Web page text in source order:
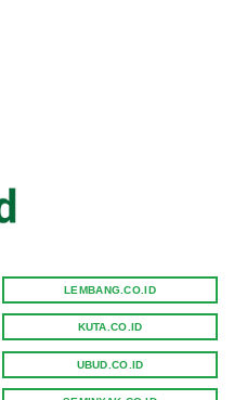
LEMBANG.CO.ID
KUTA.CO.ID
UBUD.CO.ID